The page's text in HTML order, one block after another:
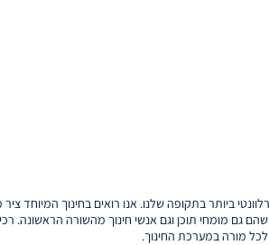
ביותר בתקופה שלנו. אנו רואים בחינוך המיוחד ציר
גם מומחי תוכן וגם אנשי חינוך מהשורה הראשונה.
מורה במערכת החינוך.